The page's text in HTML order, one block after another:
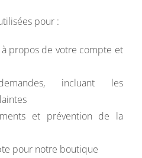
pour :
à propos de votre compte et
incluant les
et prévention de la
pour notre boutique